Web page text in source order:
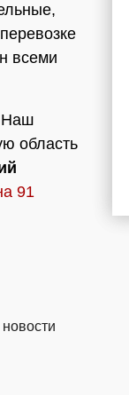
всеми
область
91